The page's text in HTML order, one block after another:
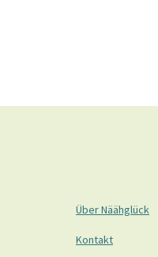
Über Näähglück
Kontakt